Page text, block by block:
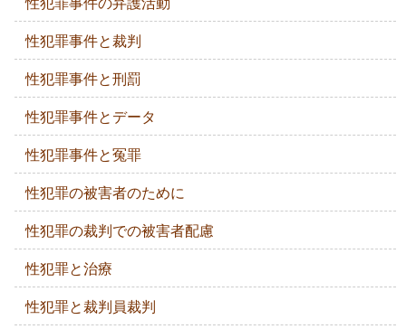
性犯罪事件と裁判
性犯罪事件と刑罰
性犯罪事件とデータ
性犯罪事件と冤罪
性犯罪の被害者のために
性犯罪の裁判での被害者配慮
性犯罪と治療
性犯罪と裁判員裁判